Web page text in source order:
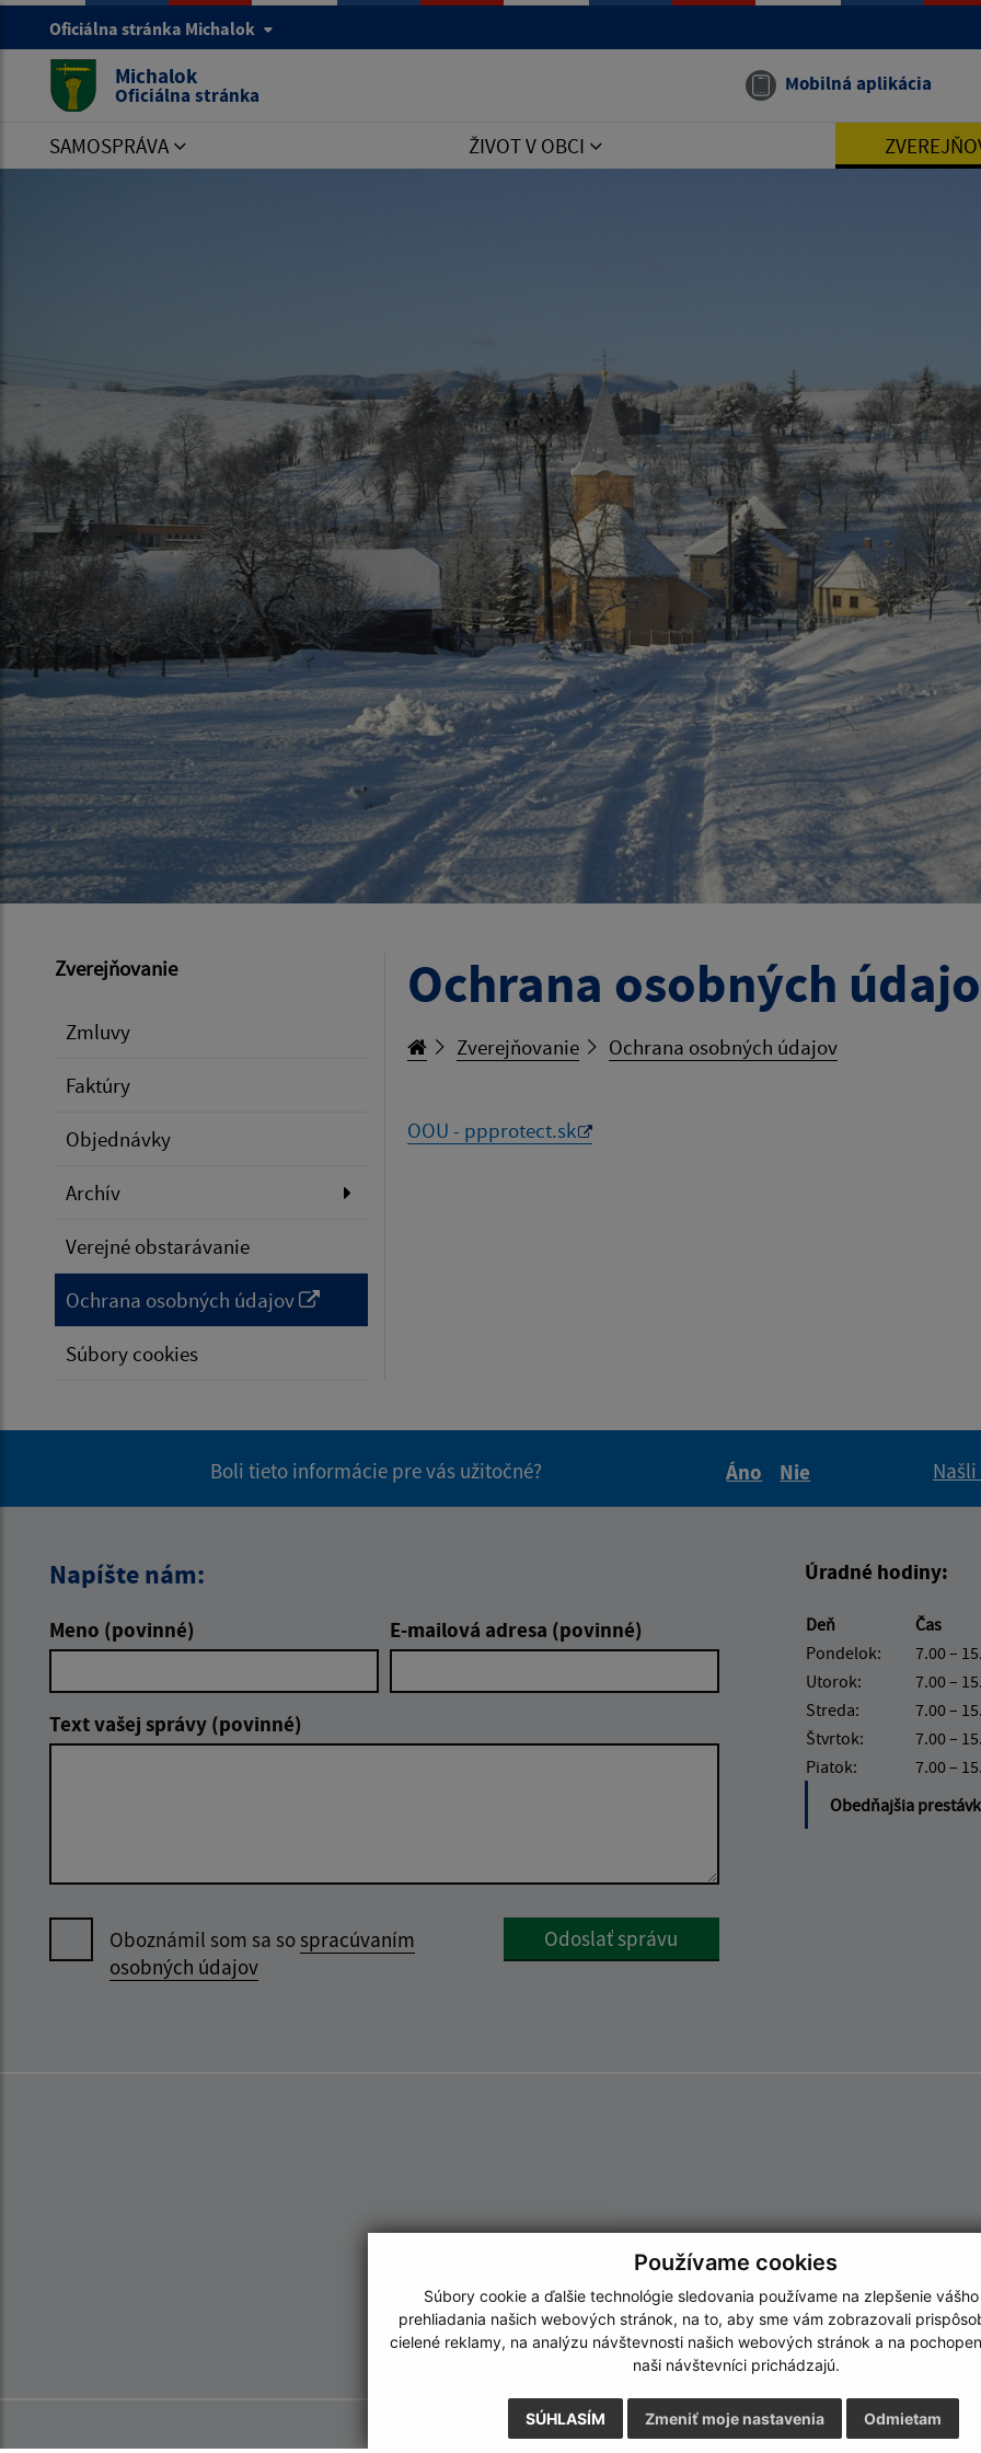
Používame cookies
Súbory cookie a ďalšie technológie sledovania používame na zlepšenie
prehliadania našich webových stránok, na to, aby sme vám zobrazovali
cielené reklamy, na analýzu návštevnosti našich webových stránok a na
naši návštevníci prichádzajú.
SÚHLASÍM Odmietam
Zmeniť moje nastavenia
Oficiálna stránka Michalok
Michalok
Oficiálna stránka Mobilná aplikácia
SAMOSPRÁVA ŽIVOT V OBCI
Zverejňovanie
Zmluvy
Faktúry
Objednávky
Archív
Verejné obstarávanie
Ochrana osobných údajov
Súbory cookies
Ochrana osobných
Zverejňovanie Ochrana osobných údajov
OOU - ppprotect.sk
Boli tieto informácie pre vás užitočné?
Áno
Nie
Napíšte nám:
Meno (povinné) E-mailová adresa (povinné)
Text vašej správy (povinné)
Oboznámil som sa sospracúvaním
osobných údajov
Odoslať správu
Úradné hodiny:
Deň
Čas
Pondelok:
7.00 –
Utorok:
7.00 –
Streda:
7.00 –
Štvrtok:
7.00 –
Piatok:
7.00 –
Obedňajšia